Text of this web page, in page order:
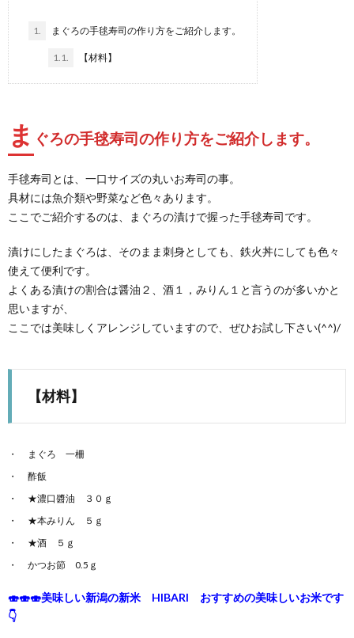
1. まぐろの手毬寿司の作り方をご紹介します。
1.1. 【材料】
ま ぐろの手毬寿司の作り方をご紹介します。
手毬寿司とは、一口サイズの丸いお寿司の事。
具材には魚介類や野菜など色々あります。
ここでご紹介するのは、まぐろの漬けで握った手毬寿司です。
漬けにしたまぐろは、そのまま刺身としても、鉄火丼にしても色々
使えて便利です。
よくある漬けの割合は醤油２、酒１，みりん１と言うのが多いかと
思いますが、
ここでは美味しくアレンジしていますので、ぜひお試し下さい(^^)/
【材料】
まぐろ 一柵
酢飯
★濃口醬油 ３０ｇ
★本みりん ５ｇ
★酒 ５ｇ
かつお節 0.5ｇ
🍣🍣🍣美味しい新潟の新米 HIBARI おすすめの美味しいお米です
👇